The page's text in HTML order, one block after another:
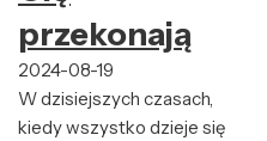
przekonają
2024-08-19
W dzisiejszych czasach,
kiedy wszystko dzieje się